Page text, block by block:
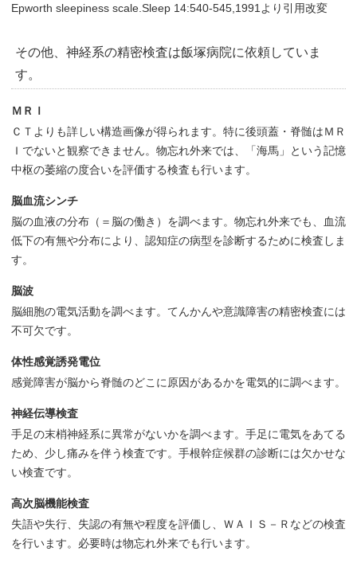
Epworth sleepiness scale.Sleep 14:540-545,1991より引用改変
その他、神経系の精密検査は飯塚病院に依頼していま
す。
ＭＲＩ
ＣＴよりも詳しい構造画像が得られます。特に後頭蓋・脊髄はＭＲ
Ｉでないと観察できません。物忘れ外来では、「海馬」という記憶
中枢の萎縮の度合いを評価する検査も行います。
脳血流シンチ
脳の血液の分布（＝脳の働き）を調べます。物忘れ外来でも、血流
低下の有無や分布により、認知症の病型を診断するために検査しま
す。
脳波
脳細胞の電気活動を調べます。てんかんや意識障害の精密検査には
不可欠です。
体性感覚誘発電位
感覚障害が脳から脊髄のどこに原因があるかを電気的に調べます。
神経伝導検査
手足の末梢神経系に異常がないかを調べます。手足に電気をあてる
ため、少し痛みを伴う検査です。手根幹症候群の診断には欠かせな
い検査です。
高次脳機能検査
失語や失行、失認の有無や程度を評価し、ＷＡＩＳ－Ｒなどの検査
を行います。必要時は物忘れ外来でも行います。